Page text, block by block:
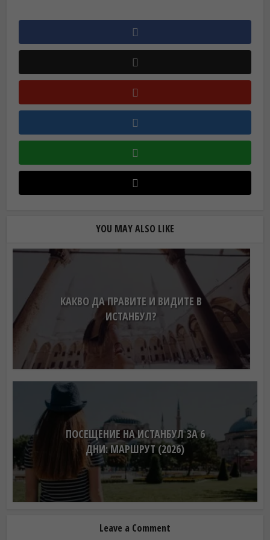
YOU MAY ALSO LIKE
КАКВО ДА ПРАВИТЕ И ВИДИТЕ В
ИСТАНБУЛ?
ПОСЕЩЕНИЕ НА ИСТАНБУЛ ЗА 6
ДНИ: МАРШРУТ (2026)
Leave a Comment